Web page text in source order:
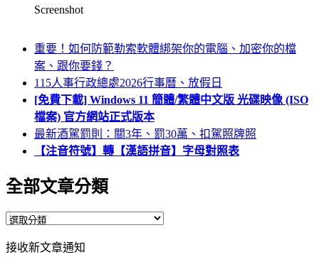
Screenshot
重要！如何防範勒索軟體綁架你的電腦、加密你的檔
案、跟你要錢？
115人事行政總處2026行事曆、放假日
[免費下載] Windows 11 簡體/繁體中文版 光碟映像 (ISO
檔案) 官方網站正式版本
最新酒駕罰則：關3年、罰30萬、扣駕照牌照
【注音符號】轉【漢語拼音】字母對照表
全部文章分類
全
文
接收新文章通知